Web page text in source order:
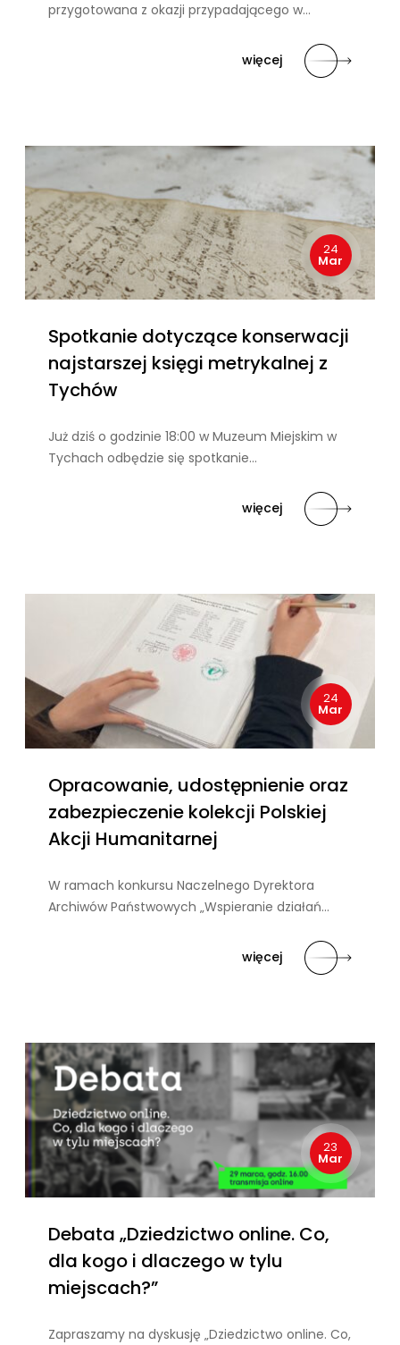
przygotowana z okazji przypadającego w…
więcej
24
Mar
Spotkanie dotyczące konserwacji
najstarszej księgi metrykalnej z
Tychów
Już dziś o godzinie 18:00 w Muzeum Miejskim w
Tychach odbędzie się spotkanie…
więcej
24
Mar
Opracowanie, udostępnienie oraz
zabezpieczenie kolekcji Polskiej
Akcji Humanitarnej
W ramach konkursu Naczelnego Dyrektora
Archiwów Państwowych „Wspieranie działań…
więcej
23
Mar
Debata „Dziedzictwo online. Co,
dla kogo i dlaczego w tylu
miejscach?”
Zapraszamy na dyskusję „Dziedzictwo online. Co,